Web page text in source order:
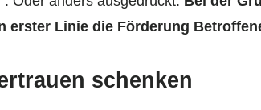
erster Linie die Förderung
schenken